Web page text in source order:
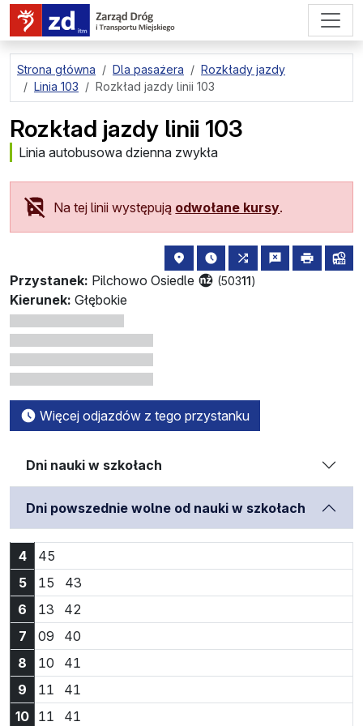
przejdź do treści strony
Strona główna Dla pasażera
Rozkłady jazdy
Linia 103
Rozkład jazdy linii 103
Rozkład jazdy linii 103
Linia autobusowa dzienna zwykła
Na tej linii występują odwołane kursy.
Przystanek: Pilchowo Osiedle (50311)
lokalizacja przystanku na mapie
najbliższe odjazdy z tego
wszystkie linie
zgłośdrukuj
Kierunek: Głębokie
Więcej odjazdów z tego przystanku
Dni nauki w szkołach
Dni powszednie wolne od nauki w szkołach
4 45
5
15 Godzina 5:15
43
6
13 Godzina 6:13
42
7
09 Godzina 7:09
40
8
10 Godzina 8:10
41
9
11 Godzina 9:11
41
10 11 Godzina 10:11
41